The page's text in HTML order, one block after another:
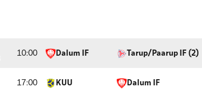
10:00 Dalum IF Tarup/Paarup IF (2)
17:00 KUU Dalum IF